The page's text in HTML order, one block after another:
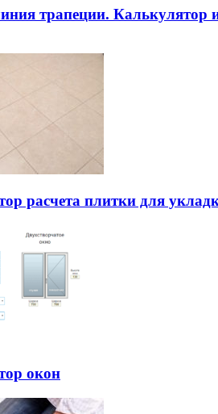
трапеции.
расчета плитки для
окон